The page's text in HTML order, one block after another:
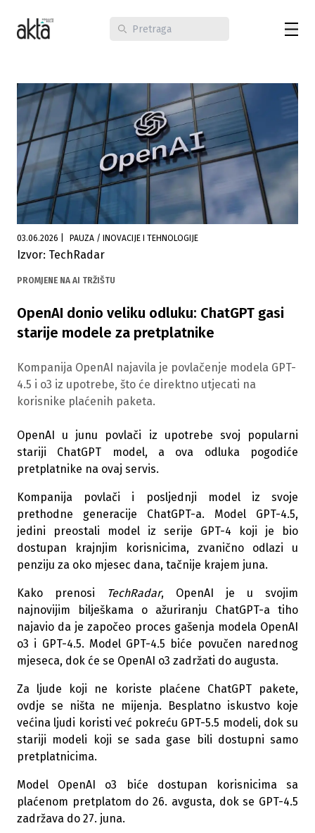
03.06.2026 PAUZA / INOVACIJE I TEHNOLOGIJE
Izvor: TechRadar
PROMJENE NA AI TRŽIŠTU
OpenAI donio veliku odluku: ChatGPT gasi
starije modele za pretplatnike
Kompanija OpenAI najavila je povlačenje modela GPT-
4.5 i o3 iz upotrebe, što će direktno utjecati na
korisnike plaćenih paketa.
OpenAI u junu povlači iz upotrebe svoj popularni
stariji ChatGPT model, a ova odluka pogodiće
pretplatnike na ovaj servis.
Kompanija povlači i posljednji model iz svoje
prethodne generacije ChatGPT-a. Model GPT-4.5,
jedini preostali model iz serije GPT-4 koji je bio
dostupan krajnjim korisnicima, zvanično odlazi u
penziju za oko mjesec dana, tačnije krajem juna.
Kako prenosi TechRadar, OpenAI je u svojim
najnovijim bilješkama o ažuriranju ChatGPT-a tiho
najavio da je započeo proces gašenja modela OpenAI
o3 i GPT-4.5. Model GPT-4.5 biće povučen narednog
mjeseca, dok će se OpenAI o3 zadržati do augusta.
Za ljude koji ne koriste plaćene ChatGPT pakete,
ovdje se ništa ne mijenja. Besplatno iskustvo koje
većina ljudi koristi već pokreću GPT-5.5 modeli, dok su
stariji modeli koji se sada gase bili dostupni samo
pretplatnicima.
Model OpenAI o3 biće dostupan korisnicima sa
plaćenom pretplatom do 26. avgusta, dok se GPT-4.5
zadržava do 27. juna.